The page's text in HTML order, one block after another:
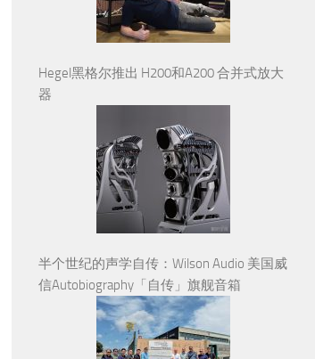
Hegel黑格尔推出 H200和A200 合并式放大
器
半个世纪的声学自传：Wilson Audio 美国威
信Autobiography「自传」旗舰音箱